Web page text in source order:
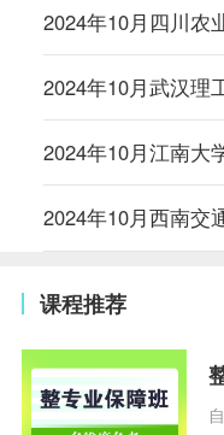
2024年10月四川农
2024年10月武汉理
2024年10月江南大
2024年10月西南交
课程推荐